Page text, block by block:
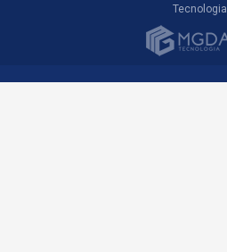
Tecnologia